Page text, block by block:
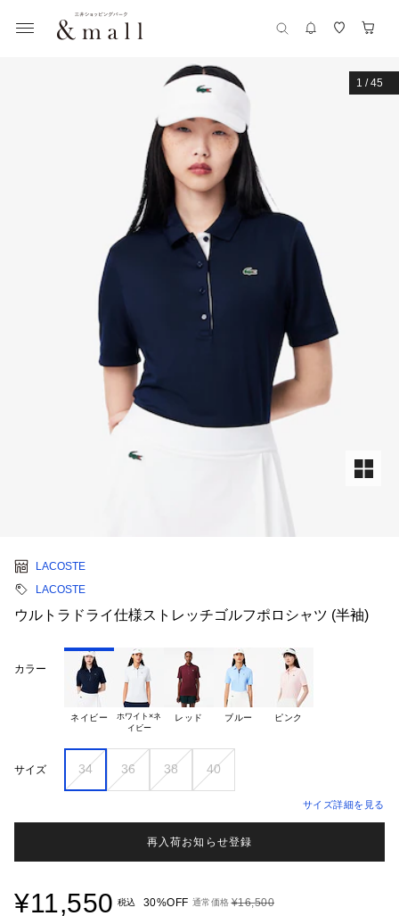
1 /45
LACOSTE
LACOSTE
ウルトラドライ仕様ストレッチゴルフポロシャツ (半袖)
カラー
ネイビー
ホワイト×ネ
イビー
レッド ブルー ピンク
サイズ 34 36 38 40
サイズ詳細を見る
再入荷お知らせ登録
¥11,550 税込 30%OFF 通常価格 ¥16,500